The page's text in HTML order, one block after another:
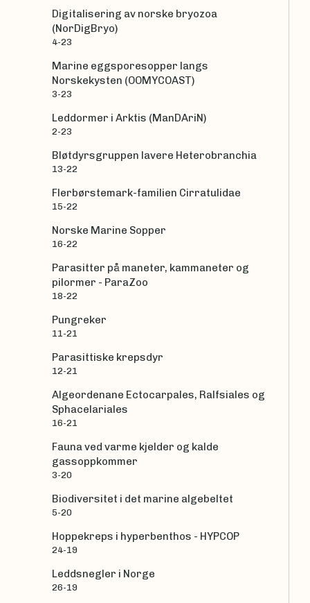
Digitalisering av norske bryozoa
(NorDigBryo)
4-23
Marine eggsporesopper langs
Norskekysten (OOMYCOAST)
3-23
Leddormer i Arktis (ManDAriN)
2-23
Bløtdyrsgruppen lavere Heterobranchia
13-22
Flerbørstemark-familien Cirratulidae
15-22
Norske Marine Sopper
16-22
Parasitter på maneter, kammaneter og
pilormer - ParaZoo
18-22
Pungreker
11-21
Parasittiske krepsdyr
12-21
Algeordenane Ectocarpales, Ralfsiales og
Sphacelariales
16-21
Fauna ved varme kjelder og kalde
gassoppkommer
3-20
Biodiversitet i det marine algebeltet
5-20
Hoppekreps i hyperbenthos - HYPCOP
24-19
Leddsnegler i Norge
26-19